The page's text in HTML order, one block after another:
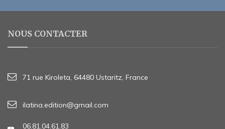
NOUS CONTACTER
71 rue Kiroleta, 64480 Ustaritz, France
ilatina.edition@gmail.com
06.81.04.61.83